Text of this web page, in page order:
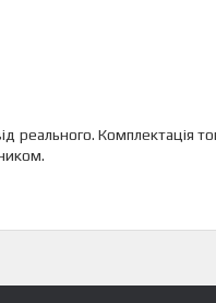
реального.